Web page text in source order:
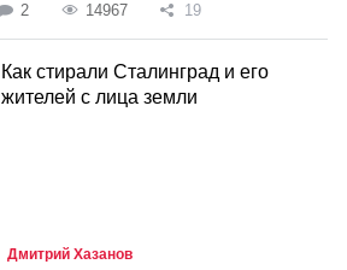
2 14967 19
Как стирали Сталинград и его
жителей с лица земли
Дмитрий Хазанов